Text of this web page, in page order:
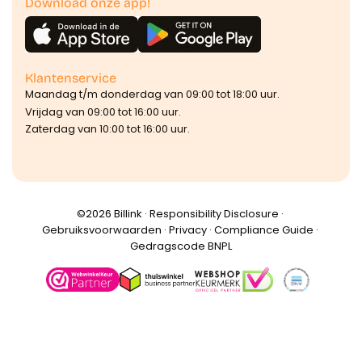
Klantenservice
Maandag t/m donderdag van 09:00 tot 18:00 uur.
Vrijdag van 09:00 tot 16:00 uur.
Zaterdag van 10:00 tot 16:00 uur.
©️2026 Billink · Responsibility Disclosure ·
Gebruiksvoorwaarden · Privacy· Compliance Guide ·
Gedragscode BNPL